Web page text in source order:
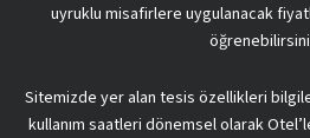
uyruklu misafirlere uygulanacak
Sitemizde yer alan tesis özellikleri
kullanım saatleri dönemsel olarak